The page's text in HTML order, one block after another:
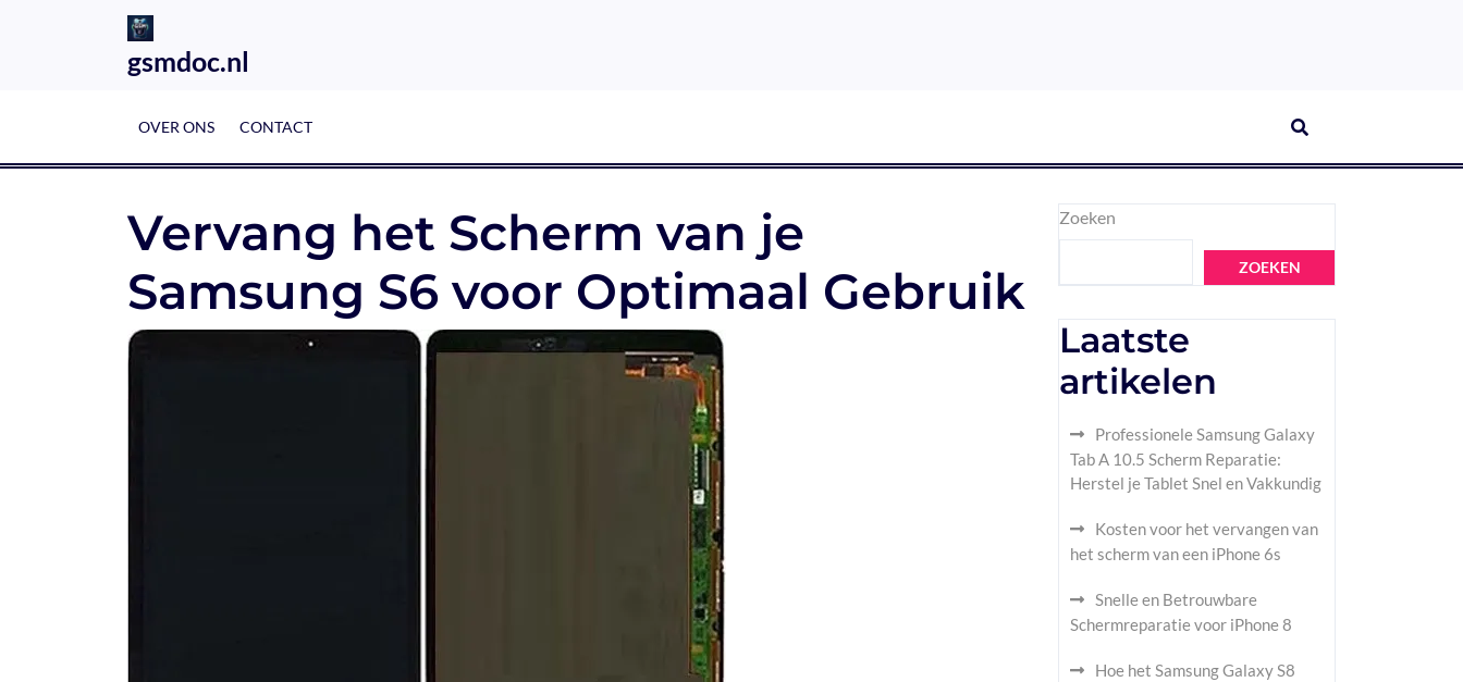
gsmdoc.nl
OVER ONS CONTACT
Vervang het Scherm van je
Samsung S6 voor Optimaal Gebruik
Zoeken
ZOEKEN
Laatste
artikelen
Professionele Samsung Galaxy
Tab A 10.5 Scherm Reparatie:
Herstel je Tablet Snel en Vakkundig
Kosten voor het vervangen van
het scherm van een iPhone 6s
Snelle en Betrouwbare
Schermreparatie voor iPhone 8
Hoe het Samsung Galaxy S8